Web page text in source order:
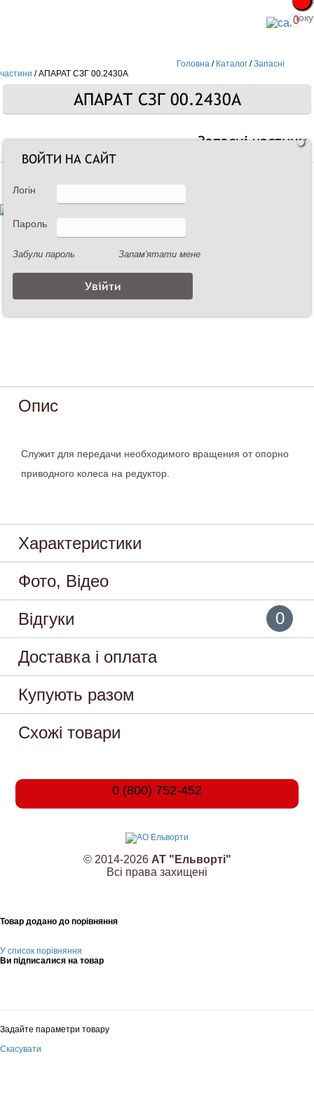
0
Головна / Каталог /Запасні
частини /АПАРАТ СЗГ 00.2430А
АПАРАТ СЗГ 00.2430А
Запасні частини
Опис
Служит для передачи необходимого вращения от опорно
приводного колеса на редуктор.
Характеристики
Фото, Відео
Відгуки
0
Доставка і оплата
Купують разом
Схожі товари
0 (800) 752-452
© 2014-2026 АТ "Ельворті"
Всі права захищені
Товар додано до порівняння
У список порівняння
Ви підписалися на товар
Задайте параметри товару
Скасувати
ВОЙТИ НА САЙТ
Логін
Пароль
Забули пароль Запам'ятати мене